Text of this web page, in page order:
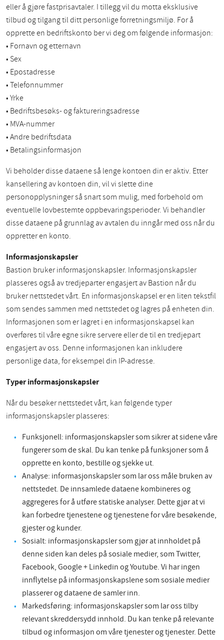
eller å gjøre fastprisavtaler. I tillegg vil du motta eksklusive
tilbud og tilgang til ditt personlige forretningsmiljø. For å
opprette en bedriftskonto ber vi deg om følgende informasjon:
• Fornavn og etternavn
• Sex
• Epostadresse
• Telefonnummer
• Yrke
• Bedriftsbesøks- og faktureringsadresse
• MVA-nummer
• Andre bedriftsdata
• Betalingsinformasjon
Vi beholder disse dataene så lenge kontoen din er aktiv. Etter
kansellering av kontoen din, vil vi slette dine
personopplysninger så snart som mulig, med forbehold om
eventuelle lovbestemte oppbevaringsperioder. Vi behandler
disse dataene på grunnlag av avtalen du inngår med oss når du
oppretter en konto.
Informasjonskapsler
Bastion bruker informasjonskapsler. Informasjonskapsler
plasseres også av tredjeparter engasjert av Bastion når du
bruker nettstedet vårt. En informasjonskapsel er en liten tekstfil
som sendes sammen med nettstedet og lagres på enheten din.
Informasjonen som er lagret i en informasjonskapsel kan
overføres til våre egne sikre servere eller de til en tredjepart
engasjert av oss. Denne informasjonen kan inkludere
personlige data, for eksempel din IP-adresse.
Typer informasjonskapsler
Når du besøker nettstedet vårt, kan følgende typer
informasjonskapsler plasseres:
Funksjonell: informasjonskapsler som sikrer at sidene våre
fungerer som de skal. Du kan tenke på funksjoner som å
opprette en konto, bestille og sjekke ut.
Analyse: informasjonskapsler som lar oss måle bruken av
nettstedet. De innsamlede dataene kombineres og
aggregeres for å utføre statiske analyser. Dette gjør at vi
kan forbedre tjenestene og tjenestene for våre besøkende,
gjester og kunder.
Sosialt: informasjonskapsler som gjør at innholdet på
denne siden kan deles på sosiale medier, som Twitter,
Facebook, Google + Linkedin og Youtube. Vi har ingen
innflytelse på informasjonskapslene som sosiale medier
plasserer og dataene de samler inn.
Markedsføring: informasjonskapsler som lar oss tilby
relevant skreddersydd innhold. Du kan tenke på relevante
tilbud og informasjon om våre tjenester og tjenester. Dette